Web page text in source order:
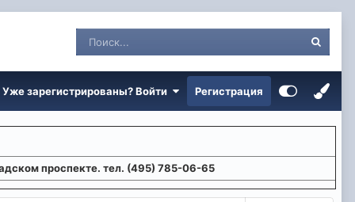
Уже зарегистрированы? Войти Регистрация
проспекте. тел. (495) 785-06-65